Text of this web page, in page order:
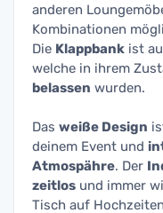
anderen
Kombinationen
Die Klappbank ist
welche in ihrem
belassen wurden.
Das weiße Design
deinem Event und
Atmospähre. Der
zeitlos und immer
Tisch auf